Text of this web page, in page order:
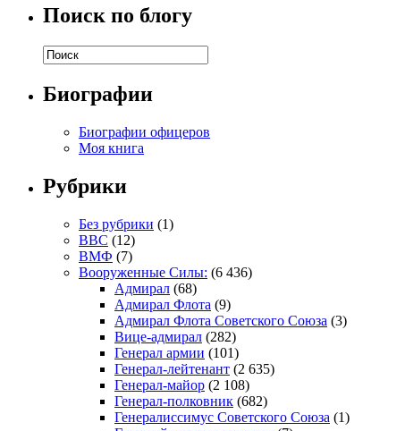
Поиск по блогу
Биографии
Биографии офицеров
Моя книга
Рубрики
Без рубрики (1)
ВВС (12)
ВМФ (7)
Вооруженные Силы: (6 436)
Адмирал (68)
Адмирал Флота (9)
Адмирал Флота Советского Союза (3)
Вице-адмирал (282)
Генерал армии (101)
Генерал-лейтенант (2 635)
Генерал-майор (2 108)
Генерал-полковник (682)
Генералиссимус Советского Союза (1)